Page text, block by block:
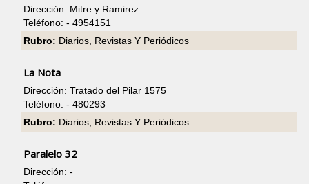
Dirección: Mitre y Ramirez
Teléfono: - 4954151
Rubro: Diarios, Revistas Y Periódicos
La Nota
Dirección: Tratado del Pilar 1575
Teléfono: - 480293
Rubro: Diarios, Revistas Y Periódicos
Paralelo 32
Dirección: -